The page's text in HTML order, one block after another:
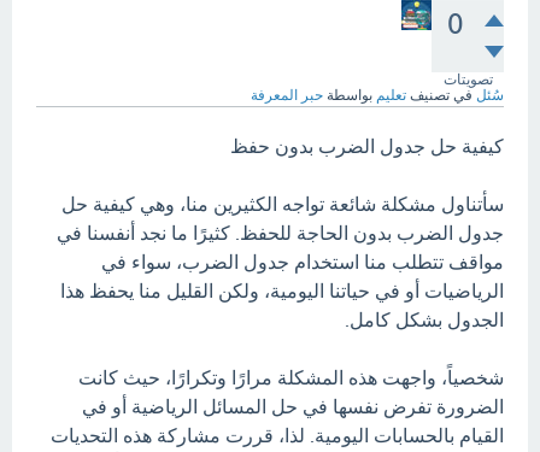
0
تصويتات
سُئل في تصنيف تعليم بواسطة حبر المعرفة
كيفية حل جدول الضرب بدون حفظ
سأتناول مشكلة شائعة تواجه الكثيرين منا، وهي كيفية حل
جدول الضرب بدون الحاجة للحفظ. كثيرًا ما نجد أنفسنا في
مواقف تتطلب منا استخدام جدول الضرب، سواء في
الرياضيات أو في حياتنا اليومية، ولكن القليل منا يحفظ هذا
الجدول بشكل كامل.
شخصياً، واجهت هذه المشكلة مرارًا وتكرارًا، حيث كانت
الضرورة تفرض نفسها في حل المسائل الرياضية أو في
القيام بالحسابات اليومية. لذا، قررت مشاركة هذه التحديات